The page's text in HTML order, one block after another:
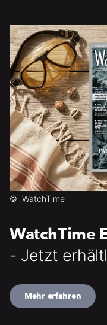
© WatchTime
WatchTime
- Jetzt
Mehr erfahren